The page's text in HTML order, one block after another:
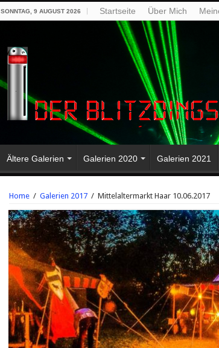
SONNTAG, 9 AUGUST 2026 Startseite Über Mich
Ältere Galerien Galerien 2020 Galerien 2021
Home / Galerien 2017 / Mittelaltermarkt Haar 10.06.2017